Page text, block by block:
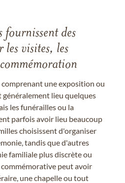
fournissent des
visites, les
comprenant une exposition ou
lieu quelques
les funérailles ou la
parfois avoir lieu beaucoup
choisissent d'organiser
tandis que d'autres
familiale plus discrète ou
peut avoir
une chapelle ou tout